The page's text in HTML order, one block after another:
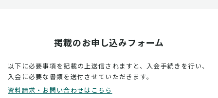
掲載のお申し込みフォーム
以下に必要事項を記載の上送信されますと、入会手続きを行い、
入会に必要な書類を送付させていただきます。
資料請求・お問い合わせはこちら